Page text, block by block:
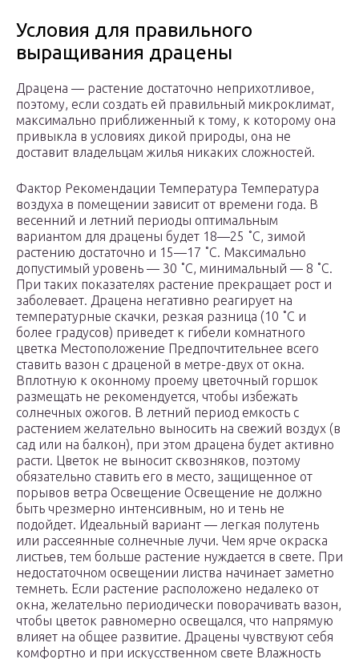
Условия для правильного
выращивания драцены
Драцена — растение достаточно неприхотливое,
поэтому, если создать ей правильный микроклимат,
максимально приближенный к тому, к которому она
привыкла в условиях дикой природы, она не
доставит владельцам жилья никаких сложностей.
Фактор Рекомендации Температура Температура
воздуха в помещении зависит от времени года. В
весенний и летний периоды оптимальным
вариантом для драцены будет 18—25 ˚С, зимой
растению достаточно и 15—17 ˚С. Максимально
допустимый уровень — 30 ˚С, минимальный — 8 ˚С.
При таких показателях растение прекращает рост и
заболевает. Драцена негативно реагирует на
температурные скачки, резкая разница (10 ˚С и
более градусов) приведет к гибели комнатного
цветка Местоположение Предпочтительнее всего
ставить вазон с драценой в метре-двух от окна.
Вплотную к оконному проему цветочный горшок
размещать не рекомендуется, чтобы избежать
солнечных ожогов. В летний период емкость с
растением желательно выносить на свежий воздух (в
сад или на балкон), при этом драцена будет активно
расти. Цветок не выносит сквозняков, поэтому
обязательно ставить его в место, защищенное от
порывов ветра Освещение Освещение не должно
быть чрезмерно интенсивным, но и тень не
подойдет. Идеальный вариант — легкая полутень
или рассеянные солнечные лучи. Чем ярче окраска
листьев, тем больше растение нуждается в свете. При
недостаточном освещении листва начинает заметно
темнеть. Если растение расположено недалеко от
окна, желательно периодически поворачивать вазон,
чтобы цветок равномерно освещался, что напрямую
влияет на общее развитие. Драцены чувствуют себя
комфортно и при искусственном свете Влажность